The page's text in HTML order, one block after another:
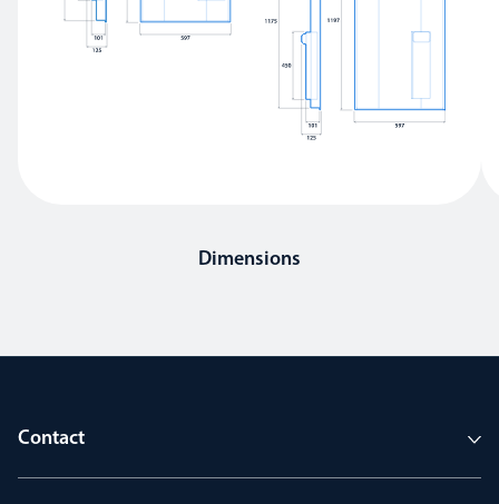
Dimensions
Contact